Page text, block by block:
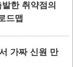
한 취약점의
드맵
가짜 신원 만